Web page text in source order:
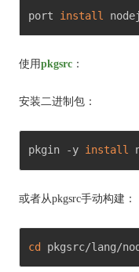
port install
使用pkgsrc ：
安装二进制包：
pkgin -y install
或者从pkgsrc手动构建：
cd pkgsrc/lang/